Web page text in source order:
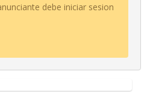
debe iniciar sesion